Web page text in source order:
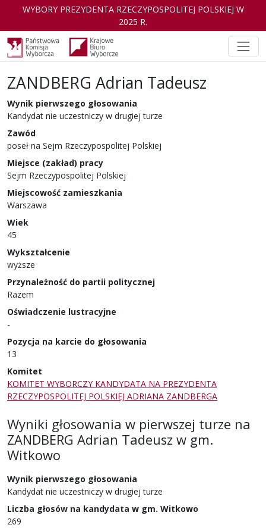
WYBORY PREZYDENTA RZECZYPOSPOLITEJ POLSKIEJ W
2025 R.
ZANDBERG Adrian Tadeusz
Kandydatw wyborach Prezydenta
Wynik pierwszego głosowania
Kandydat nie uczestniczy w drugiej turze
Zawód
poseł na Sejm Rzeczypospolitej Polskiej
Miejsce (zakład) pracy
Sejm Rzeczypospolitej Polskiej
Miejscowość zamieszkania
Warszawa
Wiek
45
Wykształcenie
wyższe
Przynależność do partii politycznej
Razem
Oświadczenie lustracyjne
-
Pozycja na karcie do głosowania
13
Komitet
KOMITET WYBORCZY KANDYDATA NA PREZYDENTA
RZECZYPOSPOLITEJ POLSKIEJ ADRIANA ZANDBERGA
Wyniki głosowania w pierwszej turze na
ZANDBERG Adrian Tadeusz w gm.
Witkowo
Wynik pierwszego głosowania
Kandydat nie uczestniczy w drugiej turze
Liczba głosów na kandydata w gm. Witkowo
269